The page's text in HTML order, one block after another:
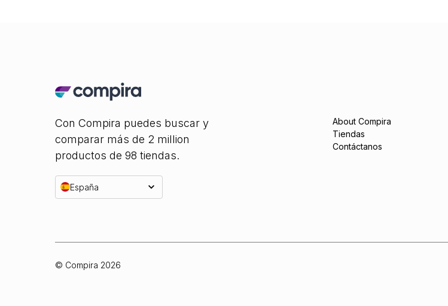
Con Compira puedes buscar y
comparar más de 2 million
productos de 98 tiendas.
España
About Compira
Tiendas
Contáctanos
© Compira 2026